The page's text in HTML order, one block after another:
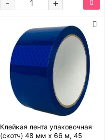
+
-
Клейкая лента упаковочная
(скотч) 48 мм х 66 м, 45